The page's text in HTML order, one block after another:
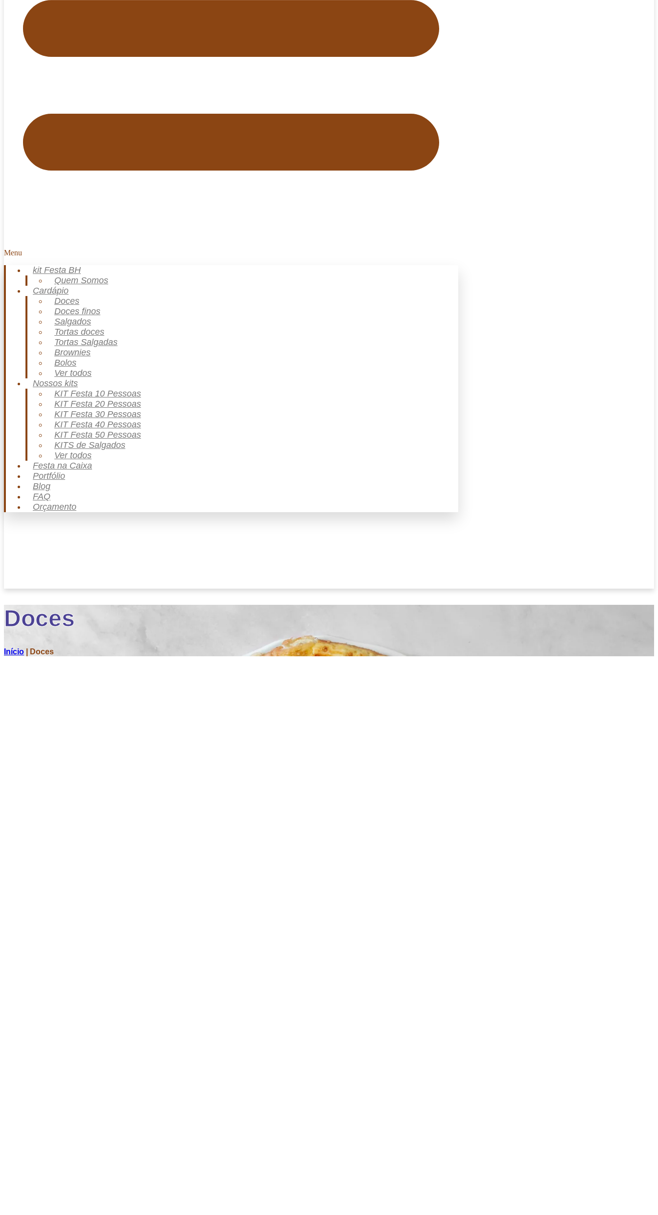
Menu
kit Festa BH
Quem Somos
Cardápio
Doces
Doces finos
Salgados
Tortas doces
Tortas Salgadas
Brownies
Bolos
Ver todos
Nossos kits
KIT Festa 10 Pessoas
KIT Festa 20 Pessoas
KIT Festa 30 Pessoas
KIT Festa 40 Pessoas
KIT Festa 50 Pessoas
KITS de Salgados
Ver todos
Festa na Caixa
Portfólio
Blog
FAQ
Orçamento
Doces
Início Doces